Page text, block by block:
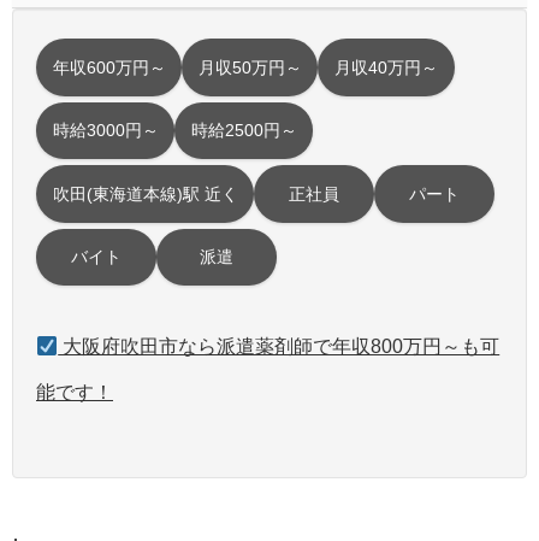
年収600万円～ 月収50万円～ 月収40万円～
時給3000円～ 時給2500円～
吹田(東海道本線)駅 近く 正社員 パート
バイト 派遣
大阪府吹田市なら派遣薬剤師で年収800万円～も可
能です！